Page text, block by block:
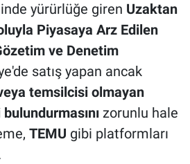
yürürlüğe giren Uzaktan
Piyasaya Arz Edilen
ve Denetim
satış yapan ancak
temsilcisi olmayan
zorunlu hale
TEMU gibi platformları